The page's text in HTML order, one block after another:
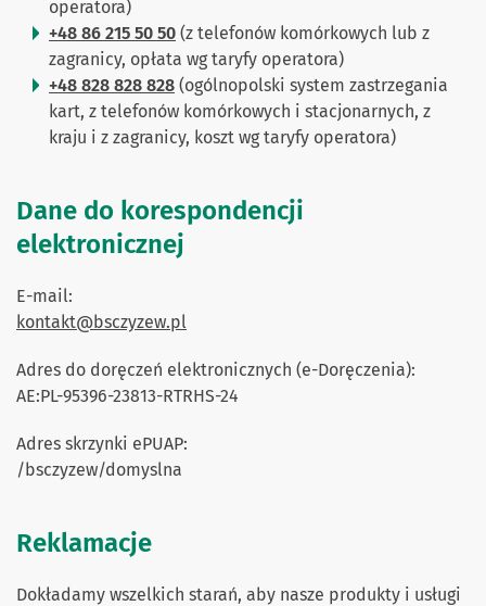
operatora)
+48 86 215 50 50 (z telefonów komórkowych lub z
zagranicy, opłata wg taryfy operatora)
+48 828 828 828 (ogólnopolski system zastrzegania
kart, z telefonów komórkowych i stacjonarnych, z
kraju i z zagranicy, koszt wg taryfy operatora)
Dane do korespondencji
elektronicznej
E-mail:
kontakt@bsczyzew.pl
Adres do doręczeń elektronicznych (e-Doręczenia):
AE:PL-95396-23813-RTRHS-24
Adres skrzynki ePUAP:
/bsczyzew/domyslna
Reklamacje
Dokładamy wszelkich starań, aby nasze produkty i usługi